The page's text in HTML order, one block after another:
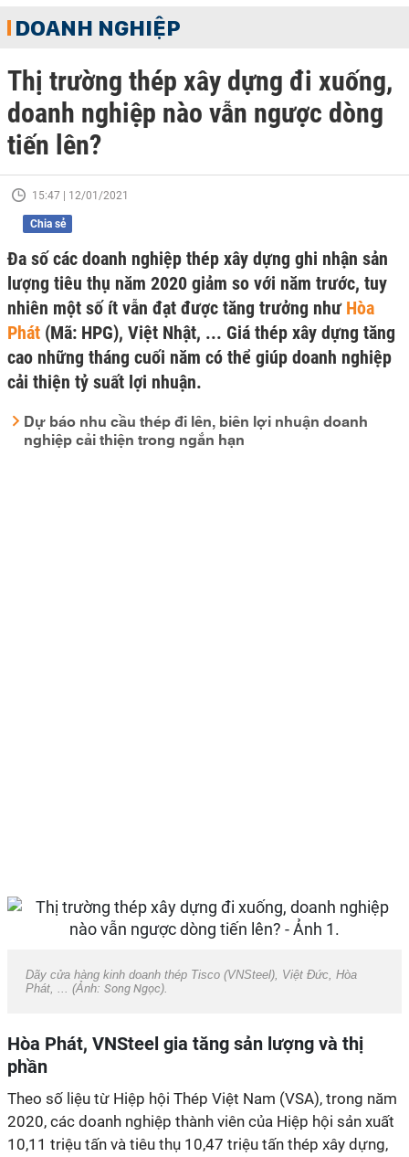
DOANH NGHIỆP
Thị trường thép xây dựng đi xuống,
doanh nghiệp nào vẫn ngược dòng
tiến lên?
15:47 | 12/01/2021
Chia sẻ
Đa số các doanh nghiệp thép xây dựng ghi nhận sản
lượng tiêu thụ năm 2020 giảm so với năm trước, tuy
nhiên một số ít vẫn đạt được tăng trưởng như Hòa
Phát (Mã: HPG), Việt Nhật, ... Giá thép xây dựng tăng
cao những tháng cuối năm có thể giúp doanh nghiệp
cải thiện tỷ suất lợi nhuận.
Dự báo nhu cầu thép đi lên, biên lợi nhuận doanh
nghiệp cải thiện trong ngắn hạn
Dãy cửa hàng kinh doanh thép Tisco (VNSteel), Việt Đức, Hòa
Phát, ... (Ảnh: Song Ngọc).
Hòa Phát, VNSteel gia tăng sản lượng và thị
phần
Theo số liệu từ Hiệp hội Thép Việt Nam (VSA), trong năm
2020, các doanh nghiệp thành viên của Hiệp hội sản xuất
10,11 triệu tấn và tiêu thụ 10,47 triệu tấn thép xây dựng,